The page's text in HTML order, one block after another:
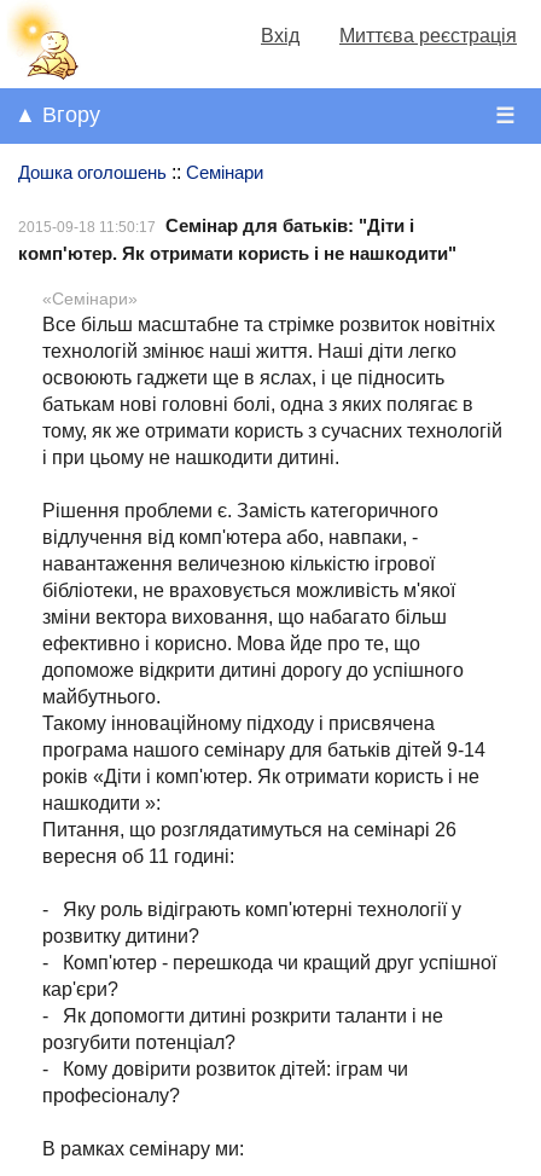
Вхід Миттєва реєстрація
☰
▲ Вгору
Дошка оголошень :: Семінари
2015-09-18 11:50:17
Семінар для батьків: "Діти і
комп'ютер. Як отримати користь і не нашкодити"
«Семінари»
Все більш масштабне та стрімке розвиток новітніх
технологій змінює наші життя. Наші діти легко
освоюють гаджети ще в яслах, і це підносить
батькам нові головні болі, одна з яких полягає в
тому, як же отримати користь з сучасних технологій
і при цьому не нашкодити дитині.
Рішення проблеми є. Замість категоричного
відлучення від комп'ютера або, навпаки, -
навантаження величезною кількістю ігрової
бібліотеки, не враховується можливість м'якої
зміни вектора виховання, що набагато більш
ефективно і корисно. Мова йде про те, що
допоможе відкрити дитині дорогу до успішного
майбутнього.
Такому інноваційному підходу і присвячена
програма нашого семінару для батьків дітей 9-14
років «Діти і комп'ютер. Як отримати користь і не
нашкодити »:
Питання, що розглядатимуться на семінарі 26
вересня об 11 годині:
- Яку роль відіграють комп'ютерні технології у
розвитку дитини?
- Комп'ютер - перешкода чи кращий друг успішної
кар'єри?
- Як допомогти дитині розкрити таланти і не
розгубити потенціал?
- Кому довірити розвиток дітей: іграм чи
професіоналу?
В рамках семінару ми: